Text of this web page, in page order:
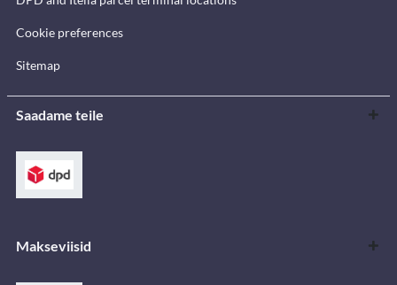
Cookie preferences
Sitemap
Saadame teile
Makseviisid